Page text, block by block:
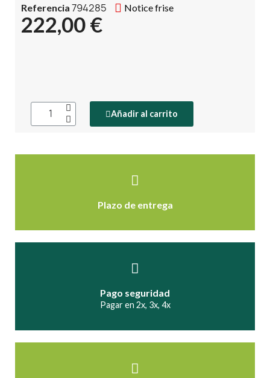
Referencia 794285 Notice frise
222,00 €
Añadir al carrito
Plazo de entrega
Pago seguridad
Pagar en 2x, 3x, 4x